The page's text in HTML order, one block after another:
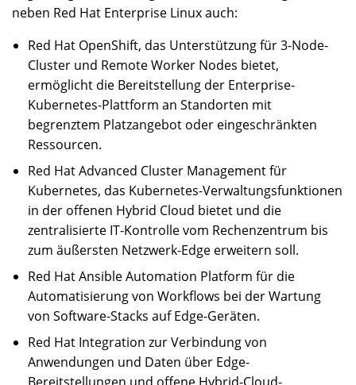
neben Red Hat Enterprise Linux auch:
Red Hat OpenShift, das Unterstützung für 3-Node-
Cluster und Remote Worker Nodes bietet,
ermöglicht die Bereitstellung der Enterprise-
Kubernetes-Plattform an Standorten mit
begrenztem Platzangebot oder eingeschränkten
Ressourcen.
Red Hat Advanced Cluster Management für
Kubernetes, das Kubernetes-Verwaltungsfunktionen
in der offenen Hybrid Cloud bietet und die
zentralisierte IT-Kontrolle vom Rechenzentrum bis
zum äußersten Netzwerk-Edge erweitern soll.
Red Hat Ansible Automation Platform für die
Automatisierung von Workflows bei der Wartung
von Software-Stacks auf Edge-Geräten.
Red Hat Integration zur Verbindung von
Anwendungen und Daten über Edge-